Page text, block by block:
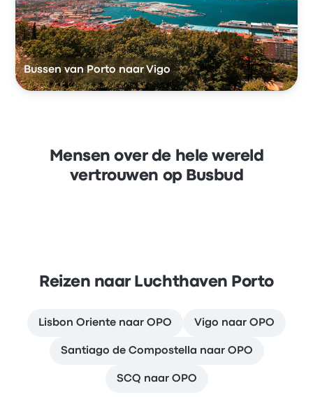
Bussen van Porto naar Vigo
Mensen over de hele wereld
vertrouwen op Busbud
Reizen naar Luchthaven Porto
Lisbon Oriente naar OPO Vigo naar OPO
Santiago de Compostella naar OPO
SCQ naar OPO